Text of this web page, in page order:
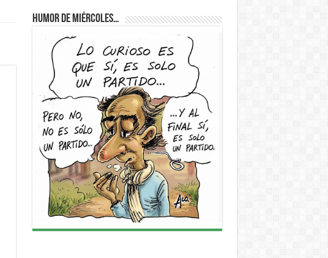
Humor de Miércoles…